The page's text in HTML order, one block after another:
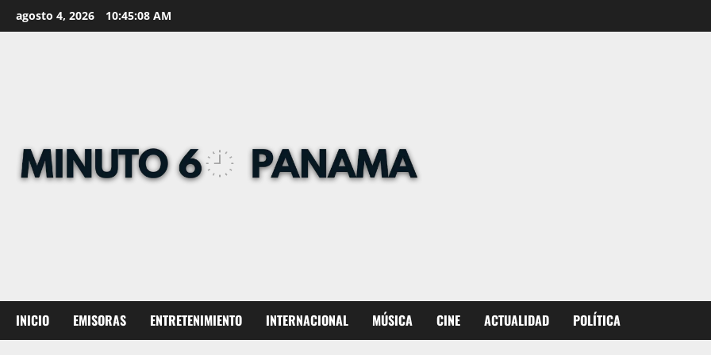
to
agosto 4, 2026 10:45:09 AM
INICIO EMISORAS ENTRETENIMIENTO INTERNACIONAL MÚSICA CINE ACTUALIDAD POLÍTICA